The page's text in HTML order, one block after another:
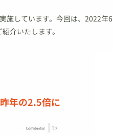
施しています。今回は、2022年6
介いたします。
年の2.5倍に